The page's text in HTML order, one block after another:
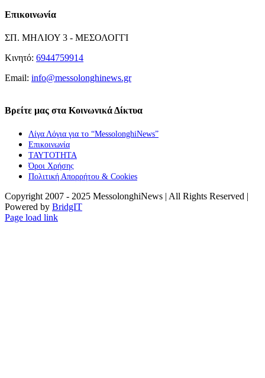
Επικοινωνία
ΣΠ. ΜΗΛΙΟΥ 3 - ΜΕΣΟΛΟΓΓΙ
Κινητό: 6944759914
Email: info@messolonghinews.gr
Βρείτε μας στα Κοινωνικά Δίκτυα
Λίγα Λόγια για το “MessolonghiNews”
Επικοινωνία
ΤΑΥΤΟΤΗΤΑ
Όροι Χρήσης
Πολιτική Απορρήτου & Cookies
Copyright 2007 - 2025 MessolonghiNews | All Rights Reserved |
Powered by BridgIT
YouTube
Facebook
Instagram
Page load link